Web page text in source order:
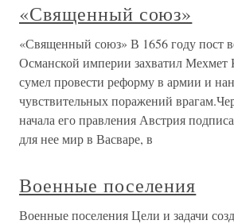
«Священный союз»
«Священный союз» В 1656 году пост
Османской империи захватил
сумел провести реформу в армии и
чувствительных поражений
начала его правления Австрия
для нее мир в Васваре, в
Военные поселения
Военные поселения Цели и задачи